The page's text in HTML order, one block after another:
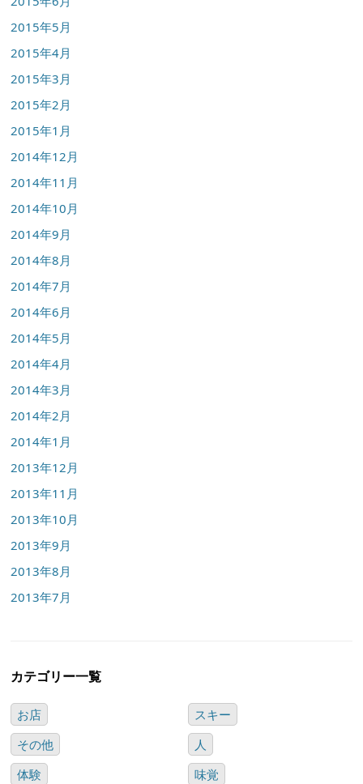
2015年5月
2015年4月
2015年3月
2015年2月
2015年1月
2014年12月
2014年11月
2014年10月
2014年9月
2014年8月
2014年7月
2014年6月
2014年5月
2014年4月
2014年3月
2014年2月
2014年1月
2013年12月
2013年11月
2013年10月
2013年9月
2013年8月
2013年7月
カテゴリー一覧
お店
スキー
その他
人
体験
味覚